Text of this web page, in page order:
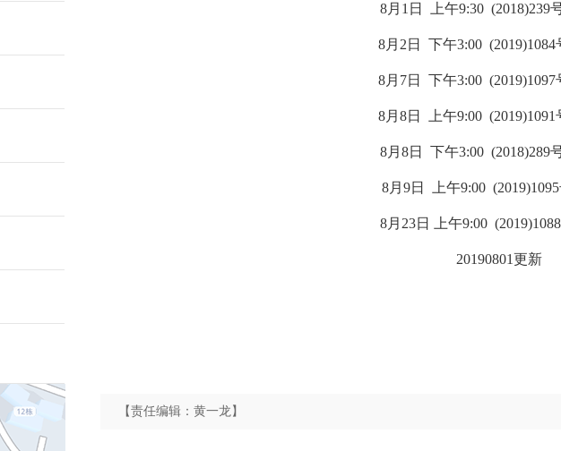
8月1日 上午9:30 (2018)239
8月2日 下午3:00
8月7日 下午3:00
8月8日 上午9:00
8月8日 下午3:00 (2018)289
8月9日 上午9:00
8月23日 上午9:00
20190801更新
【责任编辑：黄一龙】